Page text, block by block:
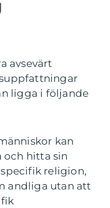
avsevärt
ligga i följande
kan
och hitta sin
religion,
andliga utan att